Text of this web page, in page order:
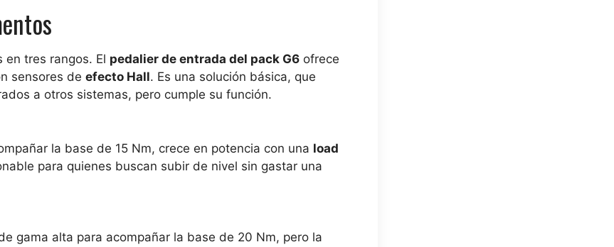
tres rangos. El pedalier de entrada del pack G6 ofrece
sensores de efecto Hall. Es una solución básica, que
a otros sistemas, pero cumple su función.
la base de 15 Nm, crece en potencia con una load
para quienes buscan subir de nivel sin gastar una
gama alta para acompañar la base de 20 Nm, pero la